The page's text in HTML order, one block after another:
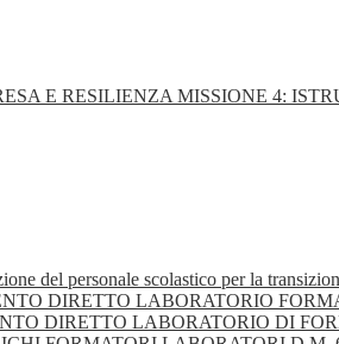
E RESILIENZA MISSIONE 4:
del personale scolastico per la
DIRETTO LABORATORIO
DIRETTO LABORATORIO DI